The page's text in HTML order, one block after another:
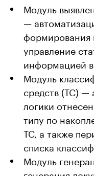
Модуль
—
формирования
управление
информацией
Модуль
средств (ТС) —
логики
типу по
ТС, а также
списка
Модуль